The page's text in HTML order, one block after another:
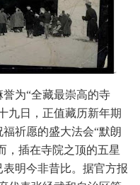
为“全藏最崇高的寺
九日，正值藏历新年期
祈愿的盛大法会“默朗
，插在寺院之顶的五星
明今非昔比。 据官方报